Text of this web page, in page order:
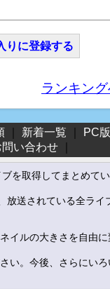
りに登録する
ランキン
｜ 新着一覧
PC
問い合わせ｜
を取得してまとめて
放送されている全ライ
イルの大きさを自由
い。今後、さらにい